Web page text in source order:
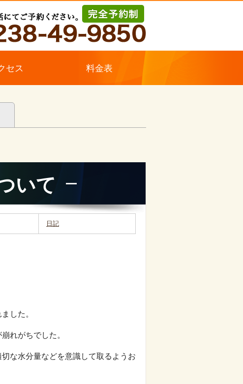
セス 料金表
いて
日記
した。
れがちでした。
な水分量などを意識して取るようお